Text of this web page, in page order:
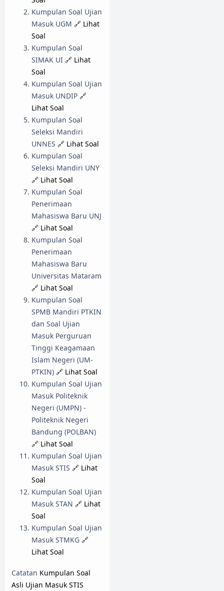
Kumpulan Soal Ujian
Masuk UGM 🔗 Lihat
Soal
Kumpulan Soal
SIMAK UI 🔗 Lihat
Soal
Kumpulan Soal Ujian
Masuk UNDIP 🔗
Lihat Soal
Kumpulan Soal
Seleksi Mandiri
UNNES 🔗 Lihat Soal
Kumpulan Soal
Seleksi Mandiri UNY
🔗 Lihat Soal
Kumpulan Soal
Penerimaan
Mahasiswa Baru UNJ
🔗 Lihat Soal
Kumpulan Soal
Penerimaan
Mahasiswa Baru
Universitas Mataram
🔗 Lihat Soal
Kumpulan Soal
SPMB Mandiri PTKIN
dan Soal Ujian
Masuk Perguruan
Tinggi Keagamaan
Islam Negeri (UM-
PTKIN) 🔗 Lihat Soal
Kumpulan Soal Ujian
Masuk Politeknik
Negeri (UMPN) -
Politeknik Negeri
Bandung (POLBAN)
🔗 Lihat Soal
Kumpulan Soal Ujian
Masuk STIS 🔗 Lihat
Soal
Kumpulan Soal Ujian
Masuk STAN 🔗 Lihat
Soal
Kumpulan Soal Ujian
Masuk STMKG 🔗
Lihat Soal
Catatan Kumpulan Soal
Asli Ujian Masuk STIS